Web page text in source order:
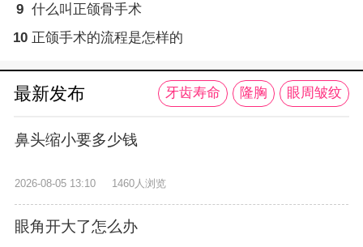
9 什么叫正颌骨手术
10 正颌手术的流程是怎样的
最新发布 牙齿寿命 隆胸 眼周皱纹
鼻头缩小要多少钱
2026-08-05 13:10 1460人浏览
眼角开大了怎么办